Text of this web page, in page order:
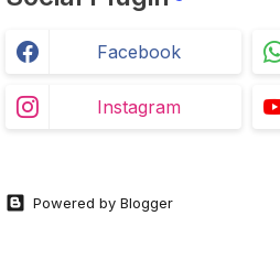
Facebook
Instagram
Powered by Blogger